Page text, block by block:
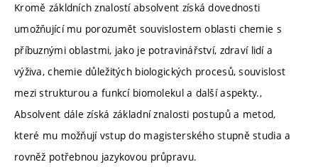
Kromě zákldních znalostí absolvent získá dovednosti
umožňující mu porozumět souvislostem oblasti chemie s
příbuznými oblastmi, jako je potravinářství, zdraví lidí a
výživa, chemie důležitých biologických procesů, souvislost
mezi strukturou a funkcí biomolekul a další aspekty.,
Absolvent dále získá základní znalosti postupů a metod,
které mu možňují vstup do magisterského stupně studia a
rovněž potřebnou jazykovou průpravu.